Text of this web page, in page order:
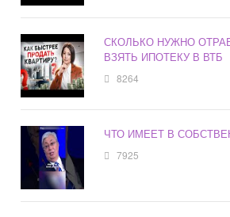
СКОЛЬКО НУЖНО
ВЗЯТЬ ИПОТЕКУ В ВТБ
8264
ЧТО ИМЕЕТ В
7925